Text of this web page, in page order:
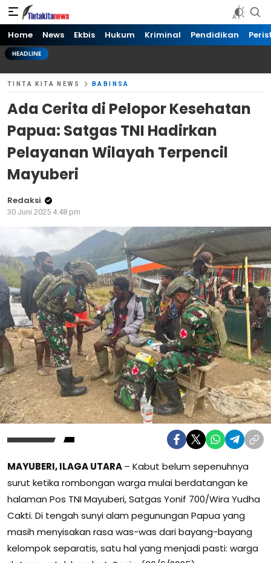
Tinta kita News
Informasi Terkini
Home News Ekbis Hukum Kriminal Pendidikan
HEADLINE
TINTA KITA NEWS BABINSA
Ada Cerita di Pelopor Kesehatan
Papua: Satgas TNI Hadirkan
Pelayanan Wilayah Terpencil
Mayuberi
Redaksi
30 Juni 2025 4:48 pm
MAYUBERI, ILAGA UTARA– Kabut belum sepenuhnya
surut ketika rombongan warga mulai berdatangan ke
halaman Pos TNI Mayuberi, Satgas Yonif 700/Wira Yudha
Cakti. Di tengah sunyi alam pegunungan Papua yang
masih menyisakan rasa was-was dari bayang-bayang
kelompok separatis, satu hal yang menjadi pasti: warga